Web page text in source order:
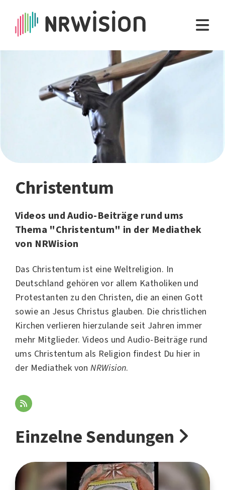
Christentum
Videos und Audio-Beiträge rund ums
Thema "Christentum" in der Mediathek
von NRWision
Das Christentum ist eine Weltreligion. In
Deutschland gehören vor allem Katholiken und
Protestanten zu den Christen, die an einen Gott
sowie an Jesus Christus glauben. Die christlichen
Kirchen verlieren hierzulande seit Jahren immer
mehr Mitglieder. Videos und Audio-Beiträge rund
ums Christentum als Religion findest Du hier in
der Mediathek vonNRWision.
Einzelne Sendungen